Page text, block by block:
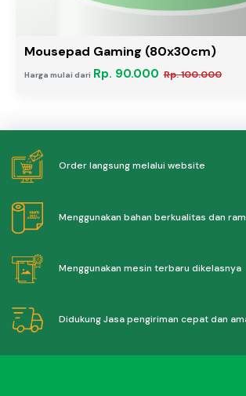
Mousepad Gaming (80x30cm)
Harga mulai dari Rp. 90.000 Rp. 100.000
Order langsung melalui website
Menggunakan bahan berkualitas dan
Menggunakan mesin terbaru dikelasnya
Didukung Jasa pengiriman cepat dan